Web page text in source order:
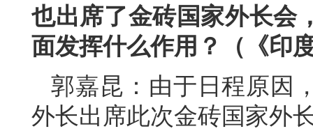
也出席了金砖国家外长会
面发挥什么作用？（《印
郭嘉昆：由于日程原因
外长出席此次金砖国家外